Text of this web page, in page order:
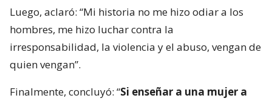
Luego, aclaró: “Mi historia no me hizo odiar a los
hombres, me hizo luchar contra la
irresponsabilidad, la violencia y el abuso, vengan de
quien vengan”.
Finalmente, concluyó: “Si enseñar a una mujer a